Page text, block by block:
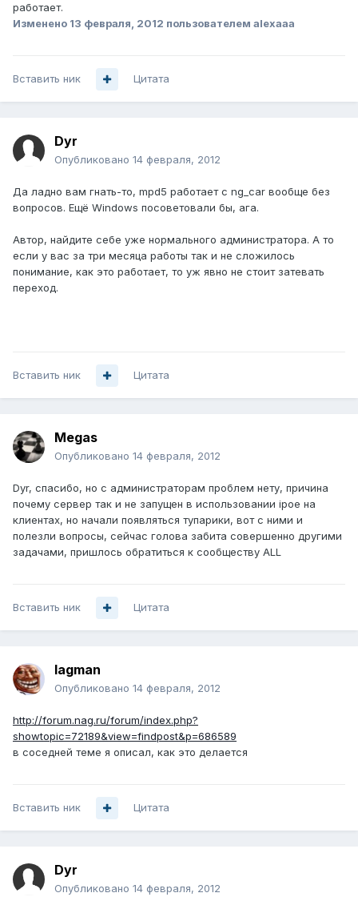
работает.
Изменено 13 февраля, 2012 пользователем alexaaa
Вставить ник Цитата
Dyr
Опубликовано 14 февраля, 2012
Да ладно вам гнать-то, mpd5 работает с ng_car вообще без
вопросов. Ещё Windows посоветовали бы, ага.
Автор, найдите себе уже нормального администратора. А то
если у вас за три месяца работы так и не сложилось
понимание, как это работает, то уж явно не стоит затевать
переход.
Вставить ник Цитата
Megas
Опубликовано 14 февраля, 2012
Dyr, спасибо, но с администраторам проблем нету, причина
почему сервер так и не запущен в использовании ipoe на
клиентах, но начали появляться тупарики, вот с ними и
полезли вопросы, сейчас голова забита совершенно другими
задачами, пришлось обратиться к сообществу ALL
Вставить ник Цитата
lagman
Опубликовано 14 февраля, 2012
http://forum.nag.ru/forum/index.php?
showtopic=72189&view=findpost&p=686589
в соседней теме я описал, как это делается
Вставить ник Цитата
Dyr
Опубликовано 14 февраля, 2012